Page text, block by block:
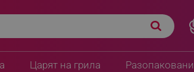
Царят на грила
24.99 € / 48.88